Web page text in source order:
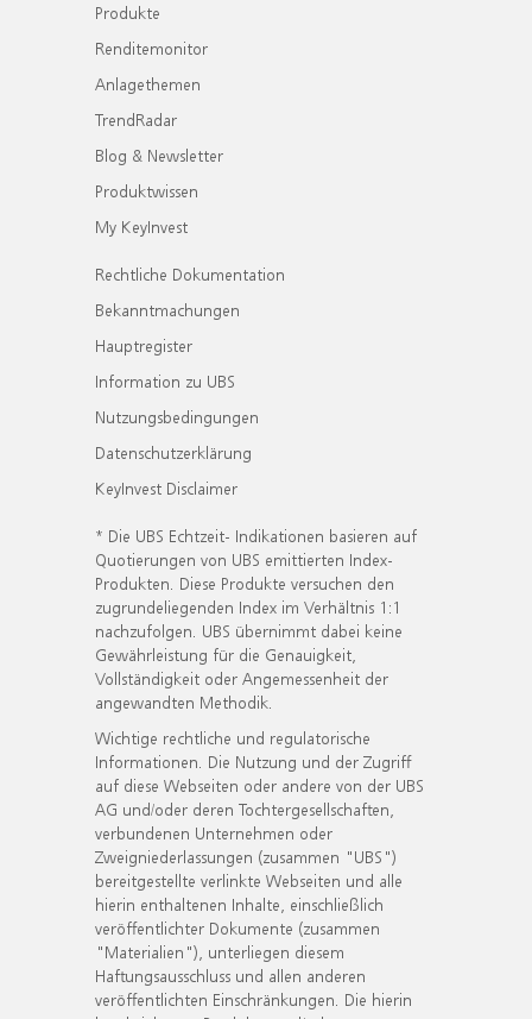
Produkte
Renditemonitor
Anlagethemen
TrendRadar
Blog & Newsletter
Produktwissen
My KeyInvest
Rechtliche Dokumentation
Bekanntmachungen
Hauptregister
Information zu UBS
Nutzungsbedingungen
Datenschutzerklärung
KeyInvest Disclaimer
* Die UBS Echtzeit- Indikationen basieren auf
Quotierungen von UBS emittierten Index-
Produkten. Diese Produkte versuchen den
zugrundeliegenden Index im Verhältnis 1:1
nachzufolgen. UBS übernimmt dabei keine
Gewährleistung für die Genauigkeit,
Vollständigkeit oder Angemessenheit der
angewandten Methodik.
Wichtige rechtliche und regulatorische
Informationen. Die Nutzung und der Zugriff
auf diese Webseiten oder andere von der UBS
AG und/oder deren Tochtergesellschaften,
verbundenen Unternehmen oder
Zweigniederlassungen (zusammen "UBS")
bereitgestellte verlinkte Webseiten und alle
hierin enthaltenen Inhalte, einschließlich
veröffentlichter Dokumente (zusammen
"Materialien"), unterliegen diesem
Haftungsausschluss und allen anderen
veröffentlichten Einschränkungen. Die hierin